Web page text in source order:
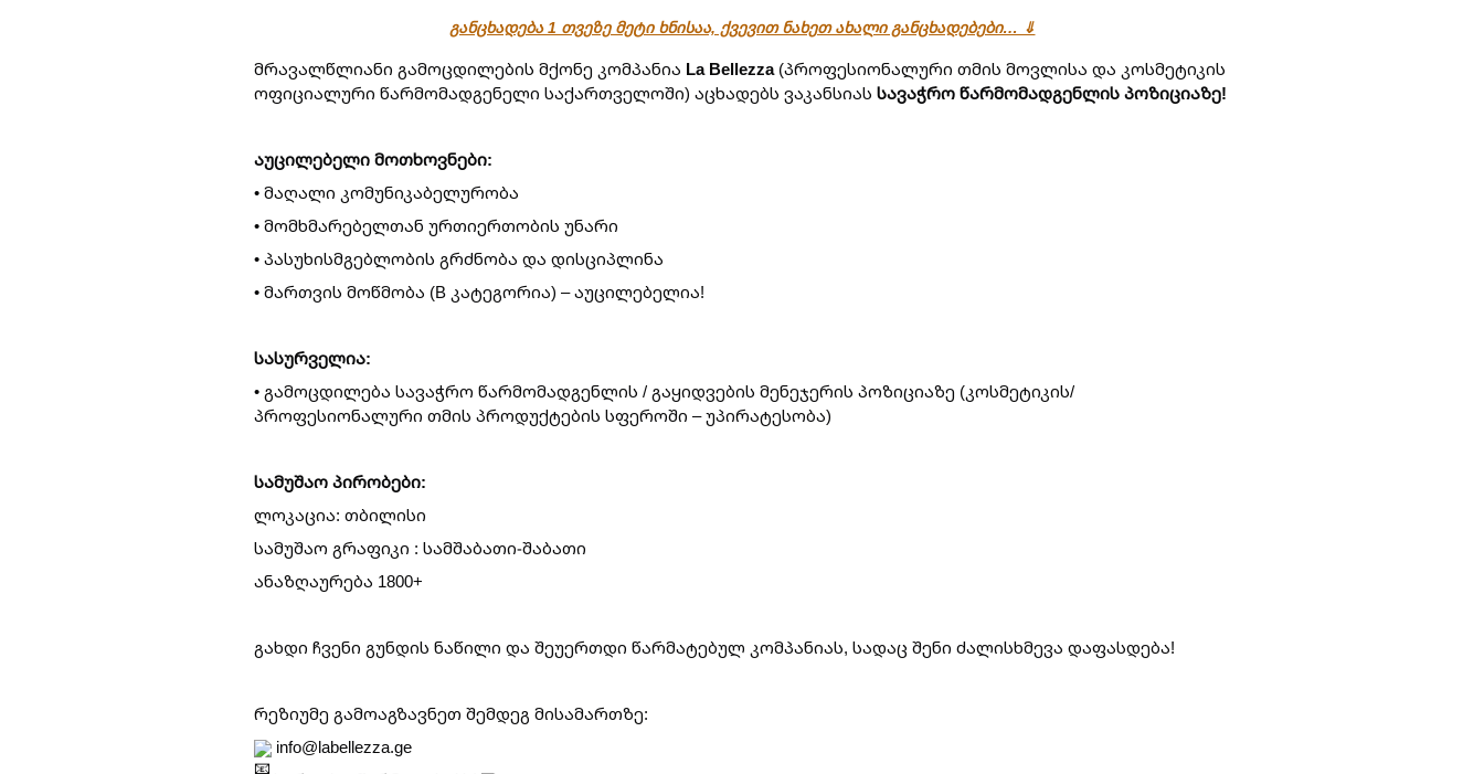
განცხადება 1 თვეზე მეტი ხნისაა, ქვევით ნახეთ ახალი განცხადებები… ⇓
მრავალწლიანი გამოცდილების მქონე კომპანია La Bellezza(პროფესიონალური თმის მოვლისა და კოსმეტიკის
ოფიციალური წარმომადგენელი საქართველოში) აცხადებს ვაკანსიას სავაჭრო წარმომადგენლის პოზიციაზე!
აუცილებელი მოთხოვნები:
• მაღალი კომუნიკაბელურობა
• მომხმარებელთან ურთიერთობის უნარი
• პასუხისმგებლობის გრძნობა და დისციპლინა
• მართვის მოწმობა (B კატეგორია) – აუცილებელია!
სასურველია:
• გამოცდილება სავაჭრო წარმომადგენლის / გაყიდვების მენეჯერის პოზიციაზე (კოსმეტიკის/
პროფესიონალური თმის პროდუქტების სფეროში – უპირატესობა)
სამუშაო პირობები:
ლოკაცია: თბილისი
სამუშაო გრაფიკი : სამშაბათი-შაბათი
ანაზღაურება 1800+
გახდი ჩვენი გუნდის ნაწილი და შეუერთდი წარმატებულ კომპანიას, სადაც შენი ძალისხმევა დაფასდება!
რეზიუმე გამოაგზავნეთ შემდეგ მისამართზე:
info@labellezza.ge